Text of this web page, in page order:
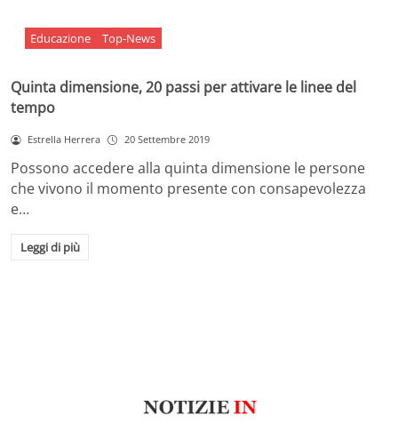
Educazione Top-News
Quinta dimensione, 20 passi per attivare le linee del
tempo
Estrella Herrera 20 Settembre 2019
Possono accedere alla quinta dimensione le persone
che vivono il momento presente con consapevolezza
e…
Leggi di più